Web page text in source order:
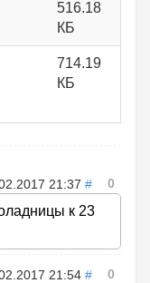
516.18
КБ
714.19
КБ
21:37 # 0
к 23
21:54 # 0